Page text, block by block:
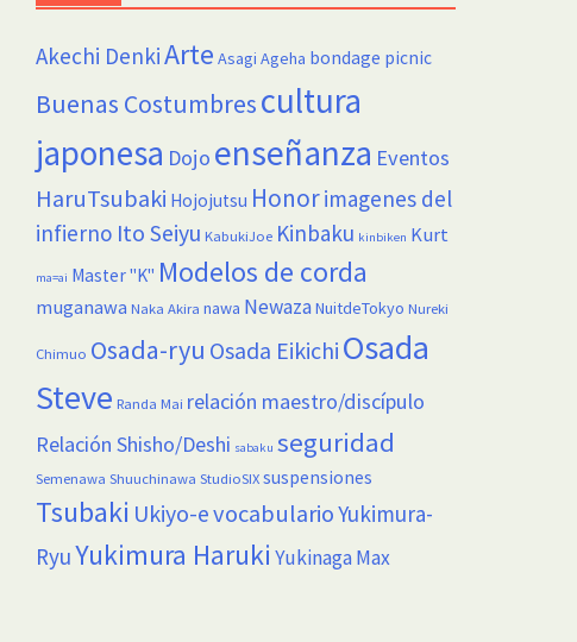
Akechi DenkiArte Asagi Ageha bondage picnic
Buenas Costumbrescultura
japonesa Dojo enseñanza Eventos
HaruTsubaki Hojojutsu Honorimagenes del
infierno Ito Seiyu KabukiJoe Kinbaku kinbiken Kurt
ma=ai Master "K" Modelos de corda
muganawa Naka Akira nawa NewazaNuitdeTokyo Nureki
Chimuo Osada-ryu Osada Eikichi Osada
Steve Randa Mai relación maestro/discípulo
Relación Shisho/Deshi sabaku seguridad
Semenawa Shuuchinawa StudioSIX suspensiones
Tsubaki Ukiyo-evocabularioYukimura-
RyuYukimura Haruki Yukinaga Max